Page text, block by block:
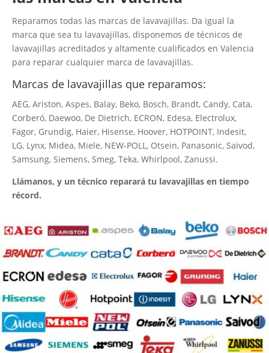
Reparamos todas las marcas de lavavajillas. Da igual la
marca que sea tu lavavajillas, disponemos de técnicos de
lavavajillas acreditados y altamente cualificados en Valencia
para reparar cualquier marca de lavavajillas.
Marcas de lavavajillas que reparamos:
AEG, Ariston, Aspes, Balay, Beko, Bosch, Brandt, Candy, Cata,
Corberó, Daewoo, De Dietrich, ECRON, Edesa, Electrolux,
Fagor, Grundig, Haier, Hisense, Hoover, HOTPOINT, Indesit,
LG, Lynx, Midea, Miele, NEW-POLL, Otsein, Panasonic, Saivod,
Samsung, Siemens, Smeg, Teka, Whirlpool, Zanussi.
Llámanos, y un técnico reparará tu lavavajillas en tiempo
récord.